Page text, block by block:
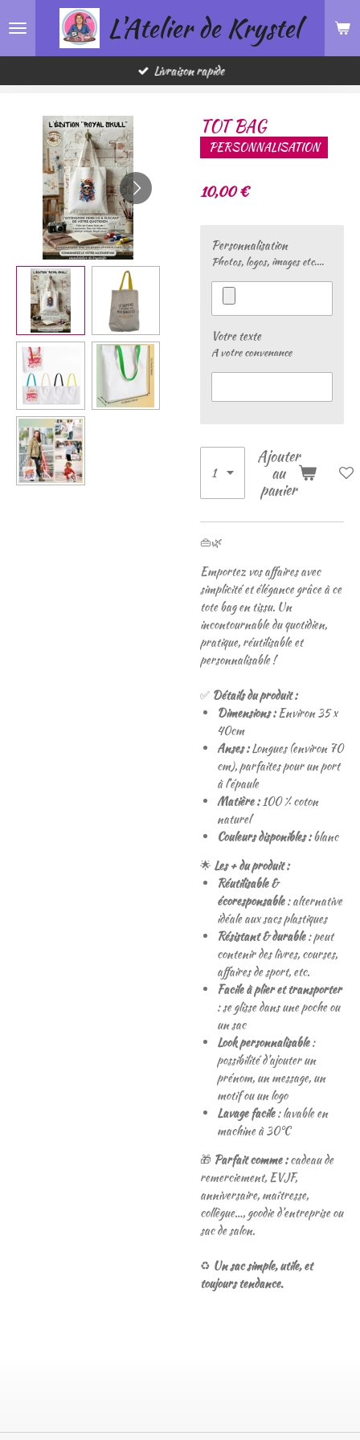
au
L'Atelier de Krystel
Livraison rapide
TOT BAG
PERSONNALISATION
10,00 €
Personnalisation
Photos, logos, images etc....
Votre texte
A votre convenance
Ajouter
au
panier
👜🌿
Emportez vos affaires avec
simplicité et élégance grâce à ce
tote bag en tissu. Un
incontournable du quotidien,
pratique, réutilisable et
personnalisable !
✅ Détails du produit :
Dimensions :Environ 35 x
40cm
Anses :Longues (environ 70
cm), parfaites pour un port
à l’épaule
Matière :100 % coton
naturel
Couleurs disponibles :blanc
🌟 Les + du produit :
Réutilisable &
écoresponsable: alternative
idéale aux sacs plastiques
Résistant & durable: peut
contenir des livres, courses,
affaires de sport, etc.
Facile à plier et transporter
: se glisse dans une poche ou
un sac
Look personnalisable:
possibilité d’ajouter un
prénom, un message, un
motif ou un logo
Lavage facile: lavable en
machine à 30°C
🎁 Parfait comme :cadeau de
remerciement, EVJF,
anniversaire, maîtresse,
collègue…, goodie d’entreprise ou
sac de salon.
♻️ Un sac simple, utile, et
toujours tendance.